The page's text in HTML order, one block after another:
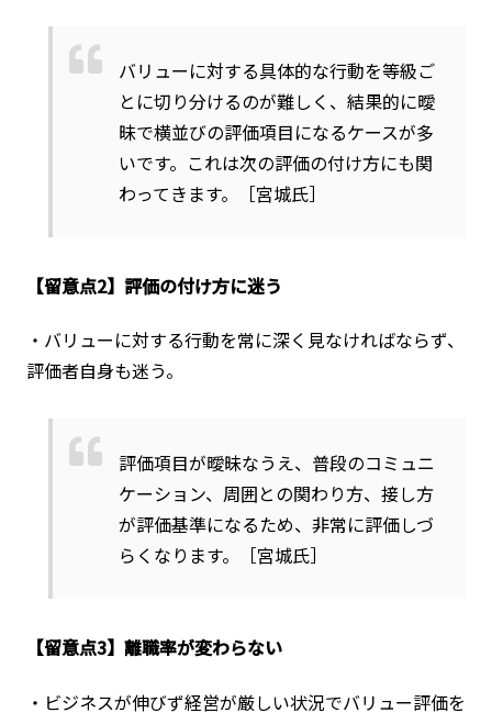
バリューに対する具体的な行動を等級ご
とに切り分けるのが難しく、結果的に曖
昧で横並びの評価項目になるケースが多
いです。これは次の評価の付け方にも関
わってきます。［宮城氏］
【留意点2】評価の付け方に迷う
・バリューに対する行動を常に深く見なければならず、
評価者自身も迷う。
評価項目が曖昧なうえ、普段のコミュニ
ケーション、周囲との関わり方、接し方
が評価基準になるため、非常に評価しづ
らくなります。［宮城氏］
【留意点3】離職率が変わらない
・ビジネスが伸びず経営が厳しい状況でバリュー評価を